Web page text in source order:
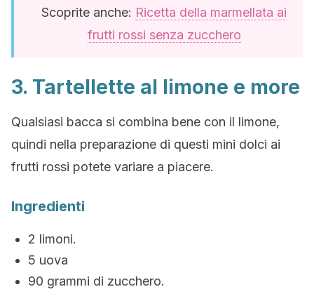
Scoprite anche: Ricetta della marmellata ai
frutti rossi senza zucchero
3. Tartellette al limone e more
Qualsiasi bacca si combina bene con il limone,
quindi nella preparazione di questi mini dolci ai
frutti rossi potete variare a piacere.
Ingredienti
2 limoni.
5 uova
90 grammi di zucchero.